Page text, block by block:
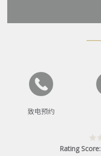
致电预约
Rating Score: